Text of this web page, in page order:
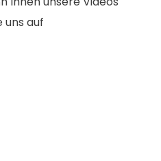
uns auf